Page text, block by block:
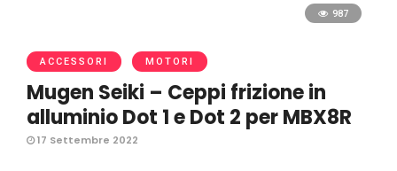
987
ACCESSORI MOTORI
Mugen Seiki – Ceppi frizione in
alluminio Dot 1 e Dot 2 per MBX8R
17 Settembre 2022